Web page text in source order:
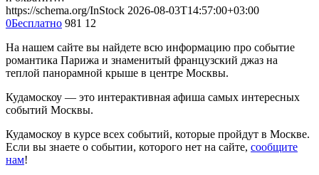
https://schema.org/InStock 2026-08-03T14:57:00+03:00
0Бесплатно 981 12
На нашем сайте вы найдете всю информацию про событие
романтика Парижа и знаменитый французский джаз на
теплой панорамной крыше в центре Москвы.
Кудамоскоу — это интерактивная афиша самых интересных
событий Москвы.
Кудамоскоу в курсе всех событий, которые пройдут в Москве.
Если вы знаете о событии, которого нет на сайте, сообщите
нам!